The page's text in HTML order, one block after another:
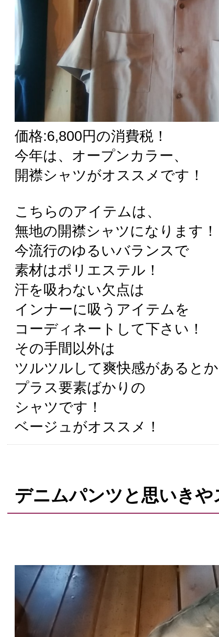
価格:6,800円の消費税！
今年は、オープンカラー、
開襟シャツがオススメです！
こちらのアイテムは、
無地の開襟シャツになります！
今流行のゆるいバランスで
素材はポリエステル！
汗を吸わない欠点は
インナーに吸うアイテムを
コーディネートして下さい！
その手間以外は
ツルツルして爽快感があるとか
プラス要素ばかりの
シャツです！
ベージュがオススメ！
デニムパンツと思いき